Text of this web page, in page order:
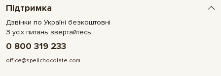
Підтримка
Дзвінки по Україні безкоштовні
З усіх питань звертайтесь:
0 800 319 233
office@spellchocolate.com